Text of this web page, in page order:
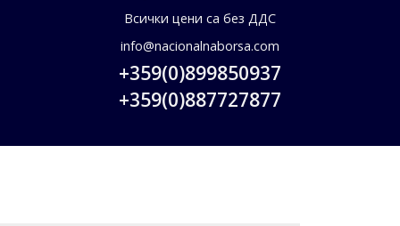
Всички цени са без ДДС
info@nacionalnaborsa.com
+359(0)899850937
+359(0)887727877